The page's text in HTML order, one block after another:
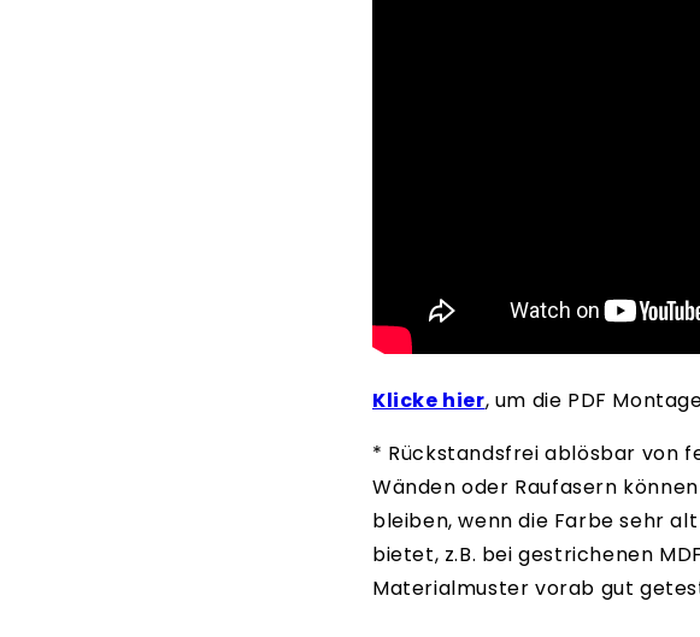
Klicke hier, um die PDF
* Rückstandsfrei ablösbar von
Wänden oder Raufasern
bleiben, wenn die Farbe sehr
bietet, z.B. bei gestrichenen
Materialmuster vorab gut